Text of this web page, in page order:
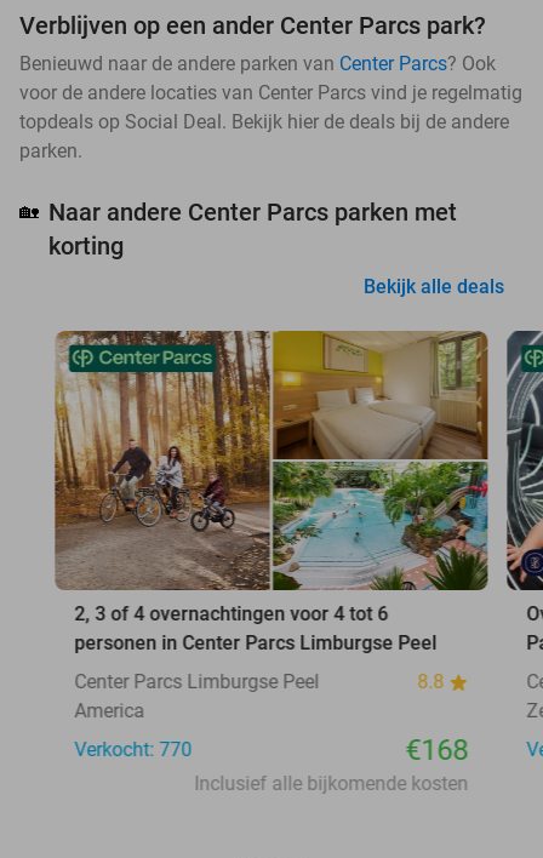
Verblijven op een ander Center Parcs park?
Benieuwd naar de andere parken van Center Parcs? Ook
voor de andere locaties van Center Parcs vind je regelmatig
topdeals op Social Deal. Bekijk hier de deals bij de andere
parken.
🏡 Naar andere Center Parcs parken met
korting
Bekijk alle deals
2, 3 of 4 overnachtingen voor 4 tot 6
personen in Center Parcs Limburgse Peel
Center Parcs Limburgse Peel
8.8
America
Verkocht: 770
€168
Inclusief alle bijkomende kosten